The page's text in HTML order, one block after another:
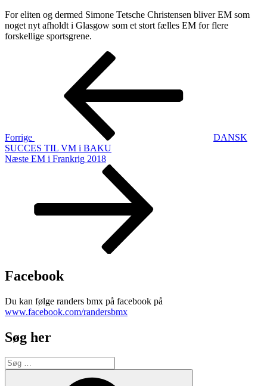
For eliten og dermed Simone Tetsche Christensen bliver EM som
noget nyt afholdt i Glasgow som et stort fælles EM for flere
forskellige sportsgrene.
Indlægsnavigation
Forrige
DANSK
SUCCES TIL VM i BAKU
Næste
Næste EM i Frankrig 2018
Facebook
Du kan følge randers bmx på facebook på
www.facebook.com/randersbmx
Søg her
Søg
efter: